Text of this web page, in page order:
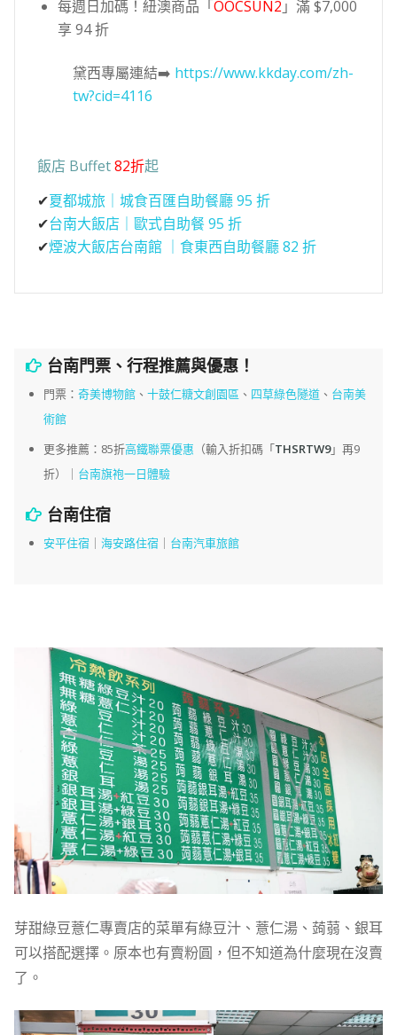
每週日加碼！紐澳商品「OOCSUN2 」滿 $7,000
享 94 折
黛西專屬連結➡️ https://www.kkday.com/zh-
tw?cid=4116
飯店 Buffet82折起
✔夏都城旅｜城食百匯自助餐廳 95 折
✔台南大飯店｜歐式自助餐 95 折
✔煙波大飯店台南館 ｜食東西自助餐廳 82 折
台南門票、行程推薦與優惠！
門票： 奇美博物館、 十鼓仁糖文創園區 、 四草綠色隧道、 台南美
術館
更多推薦：85折高鐵聯票優惠 （輸入折扣碼「THSRTW9」再9
折）｜ 台南旗袍一日體驗
台南住宿
安平住宿｜ 海安路住宿｜ 台南汽車旅館
芽甜綠豆薏仁專賣店的菜單有綠豆汁、薏仁湯、蒟蒻、銀耳
可以搭配選擇。原本也有賣粉圓，但不知道為什麼現在沒賣
了。